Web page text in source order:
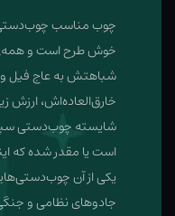
چوب مناسب
خوش طرح است و
شباهتش به عاج فیل و
خارق‌العاده‌اش، ارزش
شایسته چوب‌دستی
است یا مقدر شده که
یکی از آن
جادوهای نظامی و